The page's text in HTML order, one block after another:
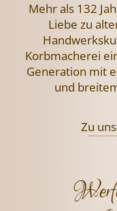
Mehr als 132
Liebe zu
Korbmacherei
Generation mit
und
Zu